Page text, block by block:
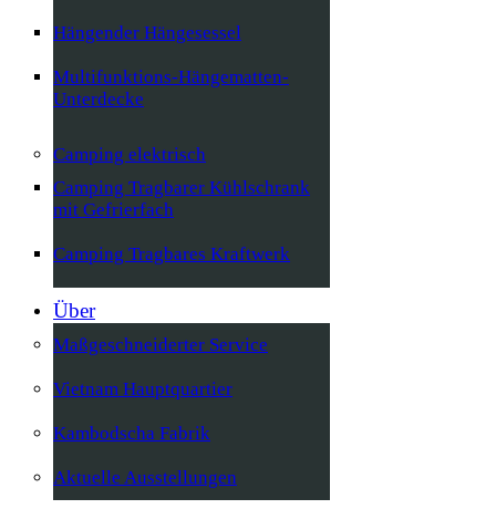
Hängender Hängesessel
Multifunktions-Hängematten-
Unterdecke
Camping elektrisch
Camping Tragbarer Kühlschrank
mit Gefrierfach
Camping Tragbares Kraftwerk
Über
Maßgeschneiderter Service
Vietnam Hauptquartier
Kambodscha Fabrik
Aktuelle Ausstellungen